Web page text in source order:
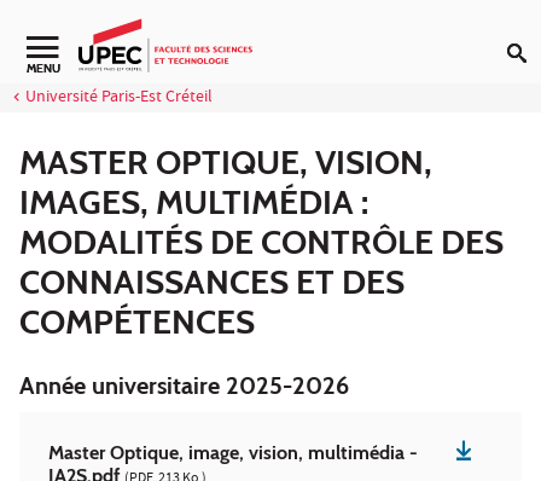
Aller au contenu
Navigation secondaire
MENU
Université Paris-Est Créteil
MASTER OPTIQUE, VISION,
IMAGES, MULTIMÉDIA :
MODALITÉS DE CONTRÔLE DES
CONNAISSANCES ET DES
COMPÉTENCES
Année universitaire 2025-2026
Master Optique, image, vision, multimédia -
IA2S.pdf